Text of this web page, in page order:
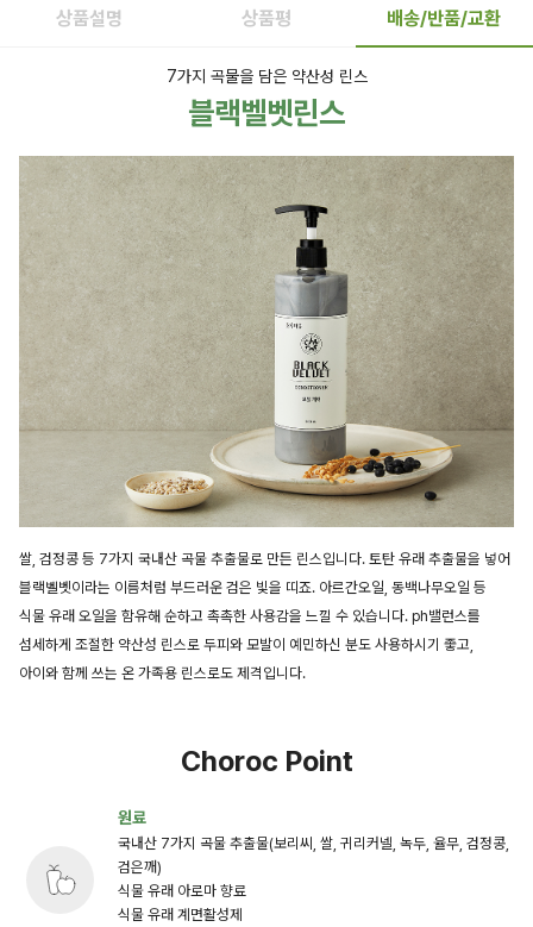
상품설명 상품평 배송/반품/교환
7가지 곡물을 담은 약산성 린스
블랙벨벳린스
쌀, 검정콩 등 7가지 국내산 곡물 추출물로 만든 린스입니다. 토탄 유래 추출물을 넣어
블랙벨벳이라는 이름처럼 부드러운 검은 빛을 띠죠. 아르간오일, 동백나무오일 등
식물 유래 오일을 함유해 순하고 촉촉한 사용감을 느낄 수 있습니다. ph밸런스를
섬세하게 조절한 약산성 린스로 두피와 모발이 예민하신 분도 사용하시기 좋고,
아이와 함께 쓰는 온 가족용 린스로도 제격입니다.
Choroc Point
원료
국내산 7가지 곡물 추출물(보리씨, 쌀, 귀리커넬, 녹두, 율무, 검정콩,
검은깨)
식물 유래 아로마 향료
식물 유래 계면활성제